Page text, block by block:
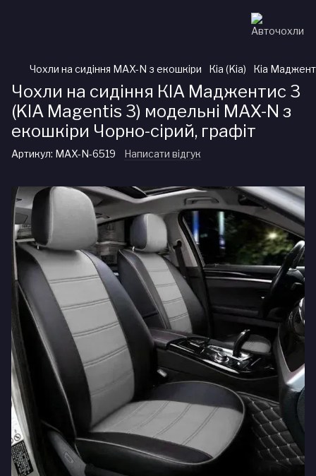
Чохли на сидіння MAX-N з екошкіри Кіа (Kia) Кіа
Чохли на сидіння КІА Маджентис 3
(KIA Magentis 3) модельні MAX-N з
екошкіри Чорно-сірий, графіт
Артикул: MAX-N-6519 Написати відгук